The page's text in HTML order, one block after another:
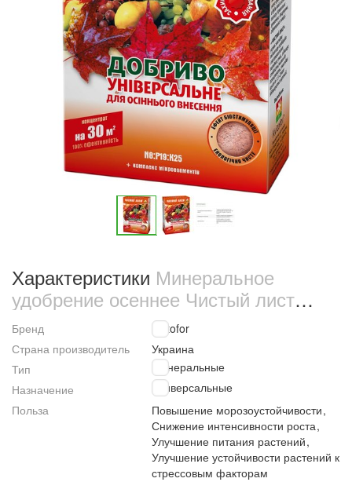
Характеристики Минеральное
удобрение осеннее Чистый лист
Универсальное 300 г (1082)
Бренд
Kvitofor
Страна производитель
Украина
Тип
Минеральные
Назначение
Универсальные
Польза
Повышение морозоустойчивости,
Снижение интенсивности роста,
Улучшение питания растений,
Улучшение устойчивости растений к
стрессовым факторам